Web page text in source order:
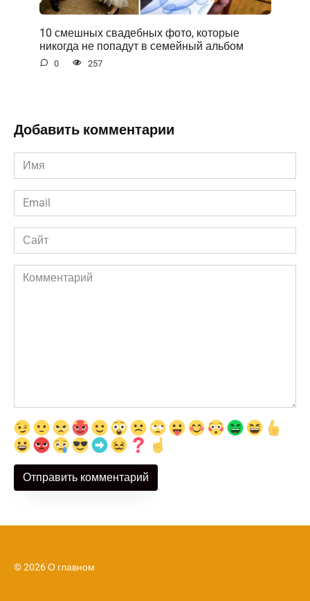
10 смешных свадебных фото, которые
никогда не попадут в семейный альбом
0 257
Добавить комментарии
Имя
*
Email
*
Сайт
Комментарий
© 2026 О главном